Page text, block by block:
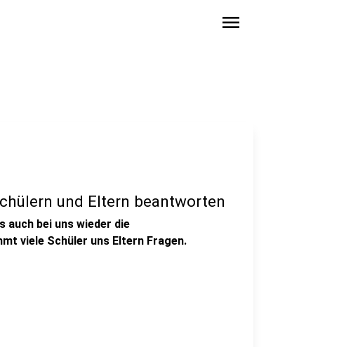
menu
und Eltern beantworten
auch bei uns wieder die
viele Schüler uns Eltern Fragen.